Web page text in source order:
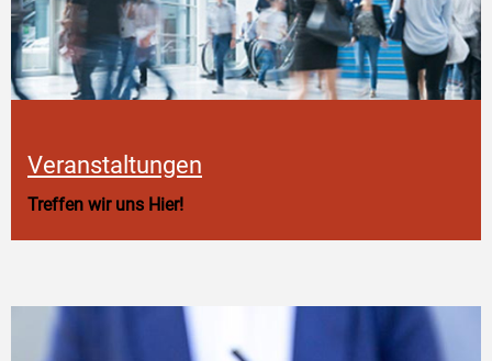
Veranstaltungen
Treffen wir uns Hier!